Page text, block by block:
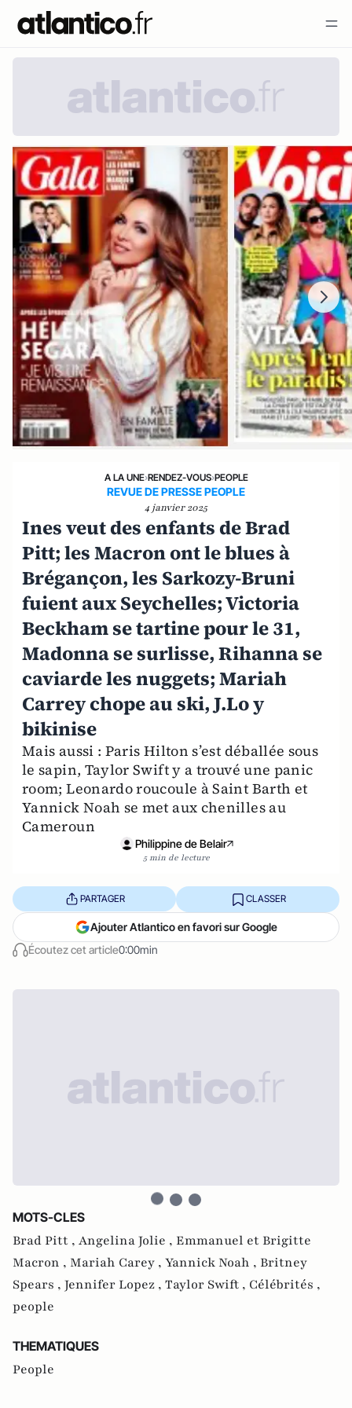
A LA UNE›RENDEZ-VOUS›PEOPLE
REVUE DE PRESSE PEOPLE
4 janvier 2025
Ines veut des enfants de Brad
Pitt; les Macron ont le blues à
Brégançon, les Sarkozy-Bruni
fuient aux Seychelles; Victoria
Beckham se tartine pour le 31,
Madonna se surlisse, Rihanna se
caviarde les nuggets; Mariah
Carrey chope au ski, J.Lo y
bikinise
Mais aussi : Paris Hilton s’est déballée sous
le sapin, Taylor Swift y a trouvé une panic
room; Leonardo roucoule à Saint Barth et
Yannick Noah se met aux chenilles au
Cameroun
Philippine de Belair
5 min de lecture
Écoutez cet article0:00min
PARTAGER CLASSER
Ajouter Atlantico en favori sur Google
MOTS-CLES
Brad Pitt , Angelina Jolie , Emmanuel et Brigitte
Macron , Mariah Carey , Yannick Noah , Britney
Spears , Jennifer Lopez , Taylor Swift , Célébrités ,
people
THEMATIQUES
People